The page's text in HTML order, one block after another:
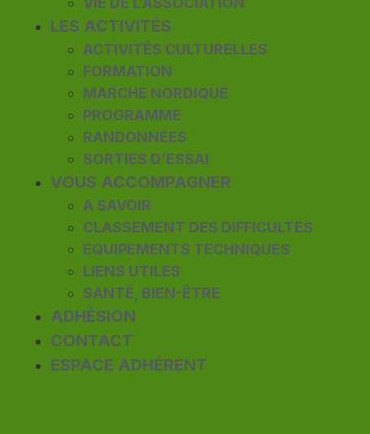
LES ACTIVITÉS
ACTIVITÉS CULTURELLES
FORMATION
MARCHE NORDIQUE
PROGRAMME
RANDONNÉES
SORTIES D’ESSAI
VOUS ACCOMPAGNER
A SAVOIR
CLASSEMENT DES DIFFICULTÉS
EQUIPEMENTS TECHNIQUES
LIENS UTILES
SANTÉ, BIEN-ÊTRE
ADHÉSION
CONTACT
ESPACE ADHÉRENT